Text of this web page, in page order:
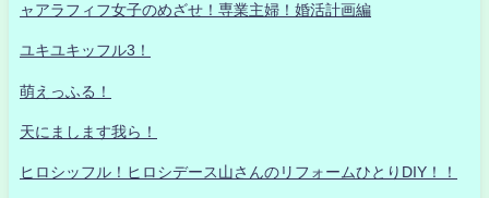
ャアラフィフ女子のめざせ！専業主婦！婚活計画編
ユキユキッフル3！
萌えっふる！
天にまします我ら！
ヒロシッフル！ヒロシデース山さんのリフォームひとりDIY！！